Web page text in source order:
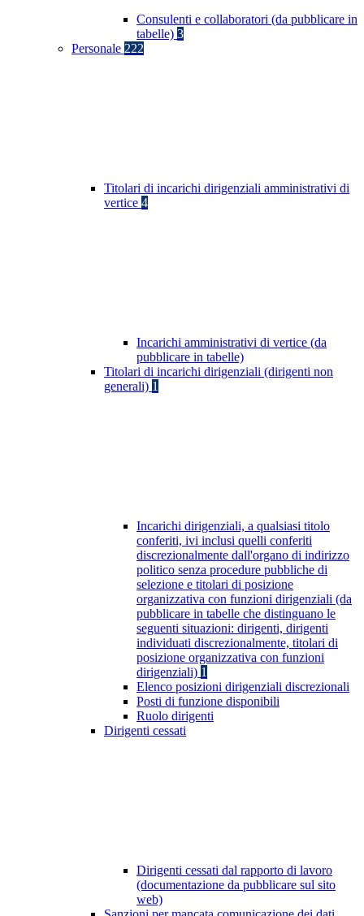
Consulenti e collaboratori (da pubblicare in
tabelle) 3
Personale 222
Titolari di incarichi dirigenziali amministrativi di
vertice 4
Incarichi amministrativi di vertice (da
pubblicare in tabelle)
Titolari di incarichi dirigenziali (dirigenti non
generali) 1
Incarichi dirigenziali, a qualsiasi titolo
conferiti, ivi inclusi quelli conferiti
discrezionalmente dall'organo di indirizzo
politico senza procedure pubbliche di
selezione e titolari di posizione
organizzativa con funzioni dirigenziali (da
pubblicare in tabelle che distinguano le
seguenti situazioni: dirigenti, dirigenti
individuati discrezionalmente, titolari di
posizione organizzativa con funzioni
dirigenziali) 1
Elenco posizioni dirigenziali discrezionali
Posti di funzione disponibili
Ruolo dirigenti
Dirigenti cessati
Dirigenti cessati dal rapporto di lavoro
(documentazione da pubblicare sul sito
web)